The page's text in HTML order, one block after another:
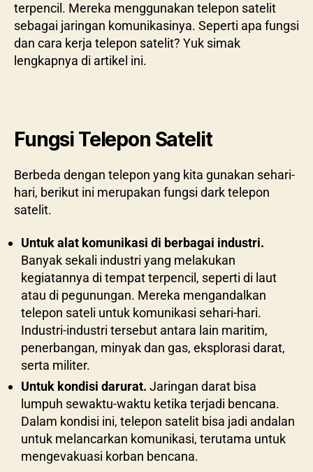
terpencil. Mereka menggunakan telepon satelit
sebagai jaringan komunikasinya. Seperti apa fungsi
dan cara kerja telepon satelit? Yuk simak
lengkapnya di artikel ini.
Fungsi Telepon Satelit
Berbeda dengan telepon yang kita gunakan sehari-
hari, berikut ini merupakan fungsi dark telepon
satelit.
Untuk alat komunikasi di berbagai industri.
Banyak sekali industri yang melakukan
kegiatannya di tempat terpencil, seperti di laut
atau di pegunungan. Mereka mengandalkan
telepon sateli untuk komunikasi sehari-hari.
Industri-industri tersebut antara lain maritim,
penerbangan, minyak dan gas, eksplorasi darat,
serta militer.
Untuk kondisi darurat. Jaringan darat bisa
lumpuh sewaktu-waktu ketika terjadi bencana.
Dalam kondisi ini, telepon satelit bisa jadi andalan
untuk melancarkan komunikasi, terutama untuk
mengevakuasi korban bencana.